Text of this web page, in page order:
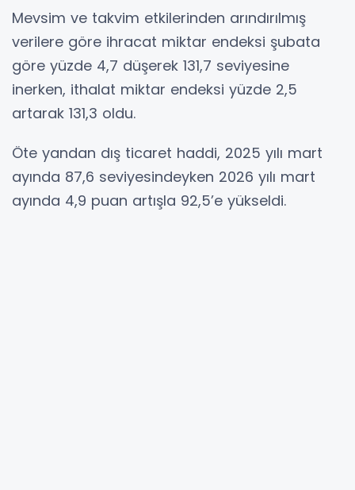
Mevsim ve takvim etkilerinden arındırılmış
verilere göre ihracat miktar endeksi şubata
göre yüzde 4,7 düşerek 131,7 seviyesine
inerken, ithalat miktar endeksi yüzde 2,5
artarak 131,3 oldu.
Öte yandan dış ticaret haddi, 2025 yılı mart
ayında 87,6 seviyesindeyken 2026 yılı mart
ayında 4,9 puan artışla 92,5’e yükseldi.